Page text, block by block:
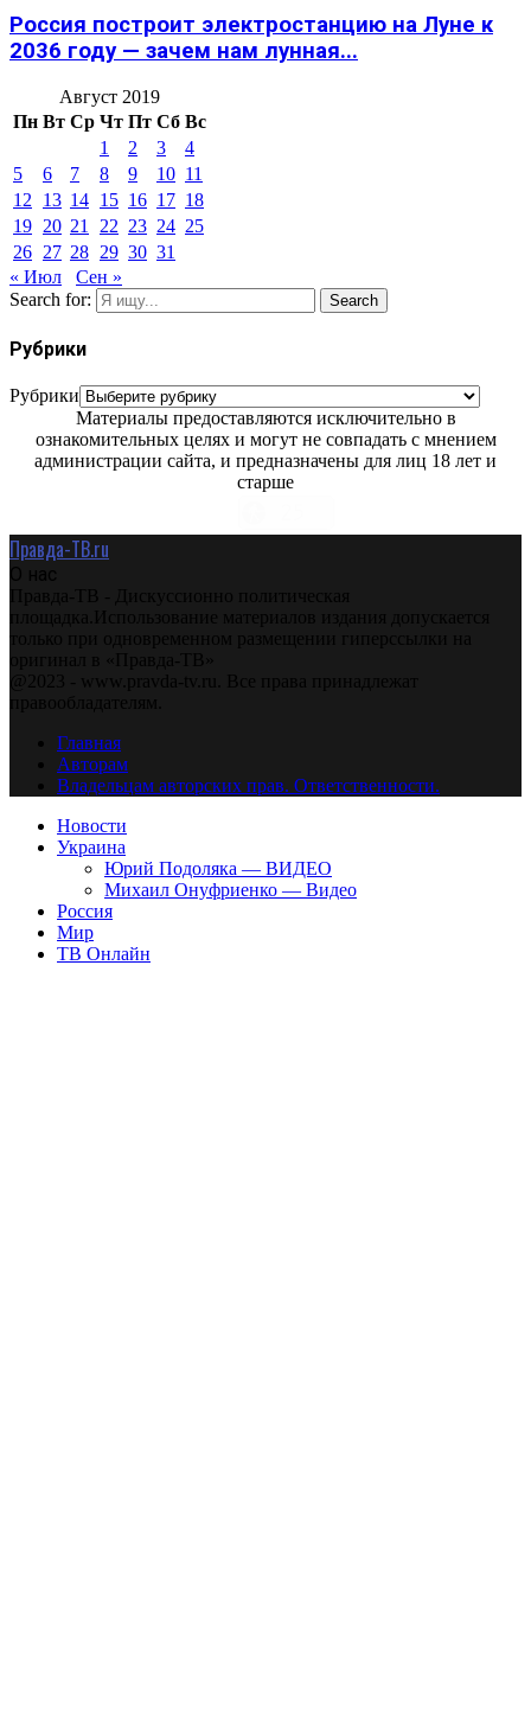
Россия построит электростанцию на Луне к
2036 году — зачем нам лунная...
Август 2019
Пн Вт Ср Чт Пт Сб Вс
1
2 3
4
5
6 7 8 9 10 11
12
13 14 15 16 17 18
19 20 21 22 23 24 25
26 27 28 29 30 31
« Июл
Сен »
Search for:
Search
Рубрики
Рубрики
Материалы предоставляются исключительно в
ознакомительных целях и могут не совпадать с мнением
администрации сайта, и предназначены для лиц 18 лет и
старше
Правда-ТВ.ru
О нас
Правда-ТВ - Дискуссионно политическая
площадка.Использование материалов издания допускается
только при одновременном размещении гиперссылки на
оригинал в «Правда-ТВ»
@2023 - www.pravda-tv.ru. Все права принадлежат
правообладателям.
Главная
Авторам
Владельцам авторских прав. Ответственности.
Новости
Украина
Юрий Подоляка — ВИДЕО
Михаил Онуфриенко — Видео
Россия
Мир
ТВ Онлайн